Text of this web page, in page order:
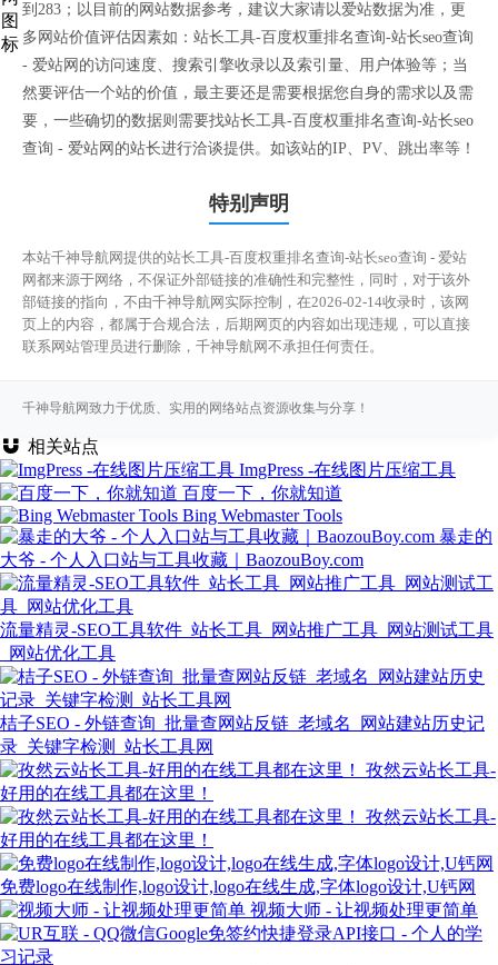
到283；以目前的网站数据参考，建议大家请以爱站数据为准，更
多网站价值评估因素如：站长工具-百度权重排名查询-站长seo查询
- 爱站网的访问速度、搜索引擎收录以及索引量、用户体验等；当
然要评估一个站的价值，最主要还是需要根据您自身的需求以及需
要，一些确切的数据则需要找站长工具-百度权重排名查询-站长seo
查询 - 爱站网的站长进行洽谈提供。如该站的IP、PV、跳出率等！
特别声明
本站千神导航网提供的站长工具-百度权重排名查询-站长seo查询 - 爱站
网都来源于网络，不保证外部链接的准确性和完整性，同时，对于该外
部链接的指向，不由千神导航网实际控制，在2026-02-14收录时，该网
页上的内容，都属于合规合法，后期网页的内容如出现违规，可以直接
联系网站管理员进行删除，千神导航网不承担任何责任。
千神导航网致力于优质、实用的网络站点资源收集与分享！
相关站点
ImgPress -在线图片压缩工具
百度一下，你就知道
Bing Webmaster Tools
暴走的
大爷 - 个人入口站与工具收藏｜BaozouBoy.com
流量精灵-SEO工具软件_站长工具_网站推广工具_网站测试工具
_网站优化工具
桔子SEO - 外链查询_批量查网站反链_老域名_网站建站历史记
录_关键字检测_站长工具网
孜然云站长工具-
好用的在线工具都在这里！
孜然云站长工具-
好用的在线工具都在这里！
免费logo在线制作,logo设计,logo在线生成,字体logo设计,U钙网
视频大师 - 让视频处理更简单